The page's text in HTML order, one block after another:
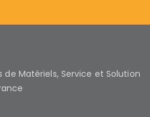
de Matériels, Service et Solution